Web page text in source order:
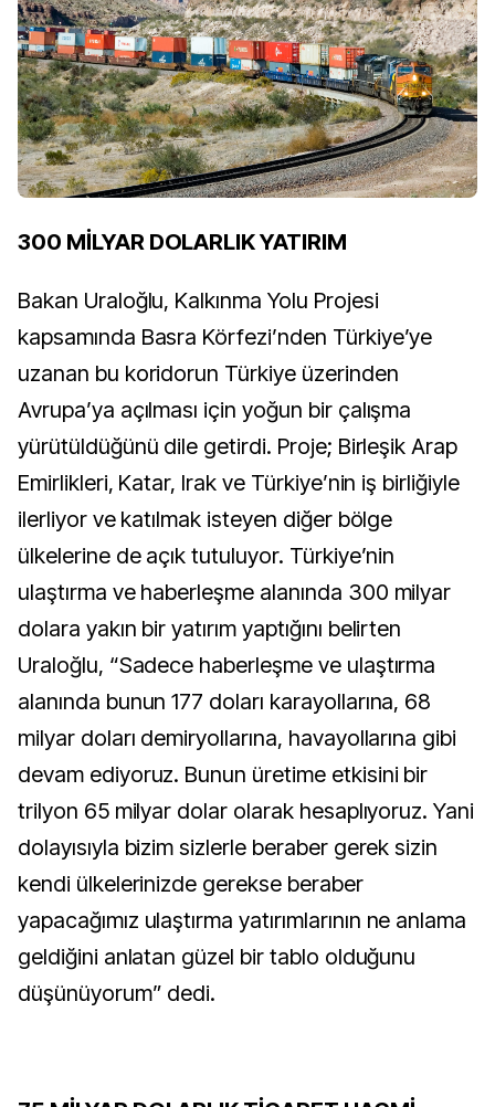
300 MİLYAR DOLARLIK YATIRIM
Bakan Uraloğlu, Kalkınma Yolu Projesi
kapsamında Basra Körfezi’nden Türkiye’ye
uzanan bu koridorun Türkiye üzerinden
Avrupa’ya açılması için yoğun bir çalışma
yürütüldüğünü dile getirdi. Proje; Birleşik Arap
Emirlikleri, Katar, Irak ve Türkiye’nin iş birliğiyle
ilerliyor ve katılmak isteyen diğer bölge
ülkelerine de açık tutuluyor. Türkiye’nin
ulaştırma ve haberleşme alanında 300 milyar
dolara yakın bir yatırım yaptığını belirten
Uraloğlu, “Sadece haberleşme ve ulaştırma
alanında bunun 177 doları karayollarına, 68
milyar doları demiryollarına, havayollarına gibi
devam ediyoruz. Bunun üretime etkisini bir
trilyon 65 milyar dolar olarak hesaplıyoruz. Yani
dolayısıyla bizim sizlerle beraber gerek sizin
kendi ülkelerinizde gerekse beraber
yapacağımız ulaştırma yatırımlarının ne anlama
geldiğini anlatan güzel bir tablo olduğunu
düşünüyorum” dedi.